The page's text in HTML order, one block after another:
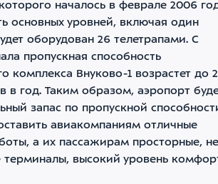
началось в феврале 2006
основных уровней, включая один
оборудован 26 телетрапами. С
пропускная способность
комплекса Внуково-1 возрастет до
в год. Таким образом, аэропорт
запас по пропускной
авиакомпаниям отличные
а их пассажирам просторные, не
терминалы, высокий уровень